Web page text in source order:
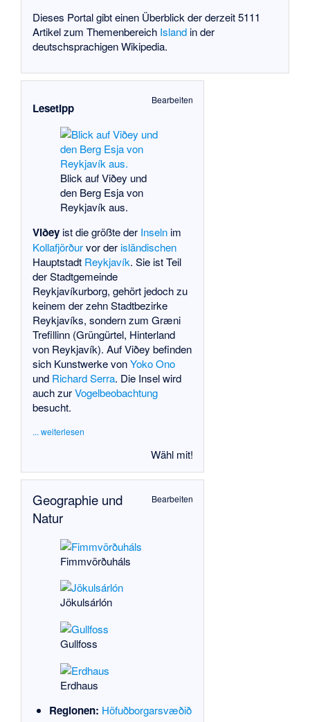
Dieses Portalgibt einen Überblick der derzeit 5111
Artikel zum Themenbereich Islandin der
deutschsprachigen Wikipedia.
Bearbeiten
Lesetipp
Blick auf Viðey und
den Berg Esja von
Reykjavík aus.
Viðeyist die größte der Inselnim
Kollafjörðurvor der isländischen
Hauptstadt Reykjavík. Sie ist Teil
der Stadtgemeinde
Reykjavíkurborg, gehört jedoch zu
keinem der zehn Stadtbezirke
Reykjavíks, sondern zum Græni
Trefillinn (Grüngürtel, Hinterland
von Reykjavík). Auf Viðey befinden
sich Kunstwerke vonYoko Ono
und Richard Serra. Die Insel wird
auch zurVogelbeobachtung
besucht.
... weiterlesen
Wähl mit!
Bearbeiten
Geographie und
Natur
Fimmvörðuháls
Jökulsárlón
Gullfoss
Erdhaus
Regionen: Höfuðborgarsvæðið